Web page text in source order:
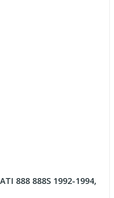
888 888S 1992-1994,